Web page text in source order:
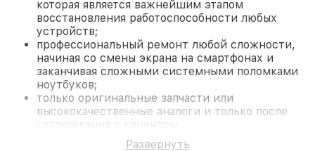
которая является важнейшим этапом
восстановления работоспособности любых
устройств;
профессиональный ремонт любой сложности,
начиная со смены экрана на смартфонах и
заканчивая сложными системными поломками
ноутбуков;
только оригинальные запчасти или
высококачественные аналоги и только после
согласования с клиентом.
На все работы и замененные комплектующие
Развернуть